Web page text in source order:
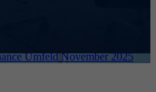
Umfeld November 2025